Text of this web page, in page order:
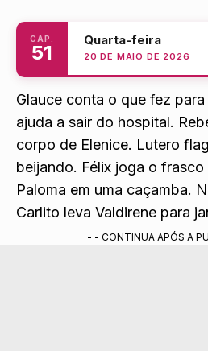
CAP.
51
Quarta-feira
20 DE MAIO DE 2026
Glauce conta o que fez
ajuda a sair do hospital.
corpo de Elenice. Lutero
beijando. Félix joga o
Paloma em uma caçamba.
Carlito leva Valdirene para
- - CONTINUA APÓS A